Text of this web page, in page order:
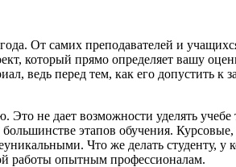
От самих преподавателей и
который прямо определяет вашу
ведь перед тем, как его допустить к
не дает возможности уделять
этапов обучения.
Что же делать студенту, у
работы опытным профессионалам.